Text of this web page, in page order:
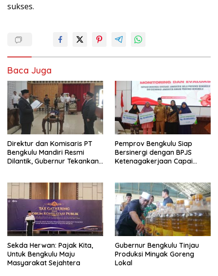
sukses.
Baca Juga
Direktur dan Komisaris PT
Bengkulu Mandiri Resmi
Dilantik, Gubernur Tekankan
Pemprov Bengkulu Siap
Bersinergi dengan BPJS
Ketenagakerjaan Capai
Sekda Herwan: Pajak Kita,
Untuk Bengkulu Maju
Masyarakat Sejahtera
Gubernur Bengkulu Tinjau
Produksi Minyak Goreng
Lokal